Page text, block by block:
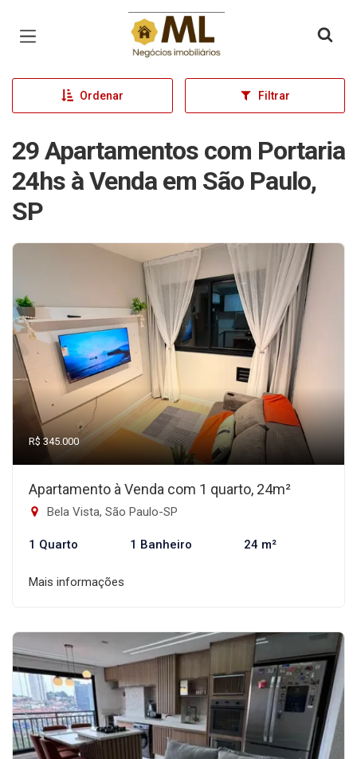
Página inicial
Ordenar Filtrar
29 Apartamentos com Portaria
24hs à Venda em São Paulo,
SP
R$ 345.000
Apartamento à Venda com 1 quarto, 24m²
Bela Vista, São Paulo-SP
1 Quarto 1 Banheiro 24 m²
Mais informações